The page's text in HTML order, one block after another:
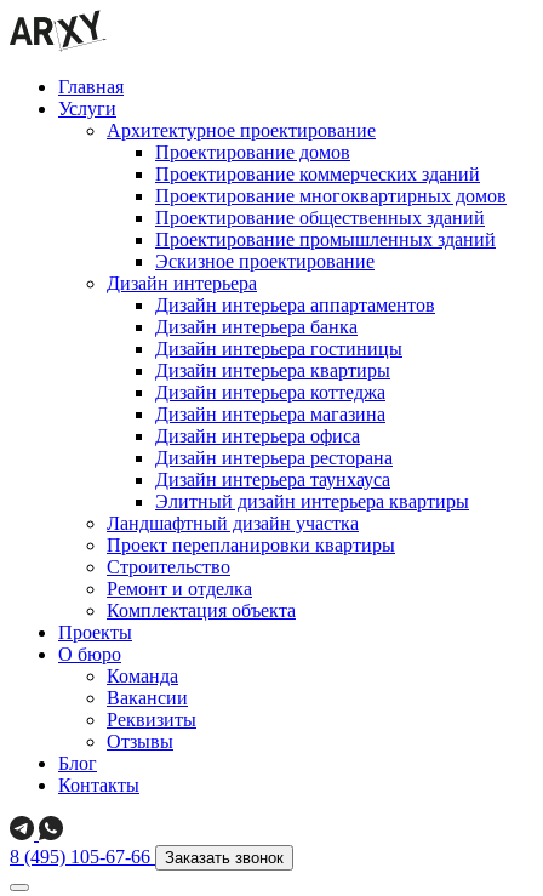
Главная
Услуги
Архитектурное проектирование
Проектирование домов
Проектирование коммерческих зданий
Проектирование многоквартирных домов
Проектирование общественных зданий
Проектирование промышленных зданий
Эскизное проектирование
Дизайн интерьера
Дизайн интерьера аппартаментов
Дизайн интерьера банка
Дизайн интерьера гостиницы
Дизайн интерьера квартиры
Дизайн интерьера коттеджа
Дизайн интерьера магазина
Дизайн интерьера офиса
Дизайн интерьера ресторана
Дизайн интерьера таунхауса
Элитный дизайн интерьера квартиры
Ландшафтный дизайн участка
Проект перепланировки квартиры
Строительство
Ремонт и отделка
Комплектация объекта
Проекты
О бюро
Команда
Вакансии
Реквизиты
Отзывы
Блог
Контакты
8 (495) 105-67-66 Заказать звонок